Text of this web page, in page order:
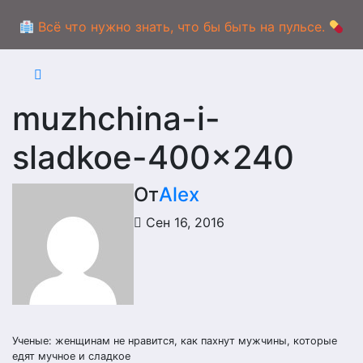
Всё что нужно знать, что бы быть на пульсе.
muzhchina-i-
sladkoe-400×240
ОтAlex
Сен 16, 2016
Ученые: женщинам не нравится, как пахнут мужчины, которые
едят мучное и сладкое